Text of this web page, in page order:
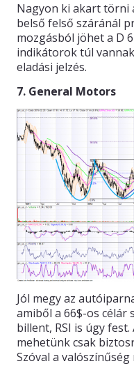
Nagyon ki akart törni
belső felső száránál
mozgásból jöhet a D
indikátorok túl
eladási jelzés.
7. General Motors
Jól megy az
amiből a 66$-os célár
billent, RSI is úgy
mehetünk csak
Szóval a valószínűség